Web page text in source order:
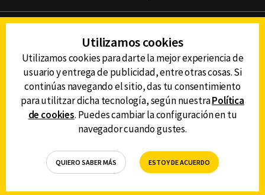
AVISO DE PRIVACIDAD
AVISO LEGAL
DEFENSORÍA DE LAS AUDIENCIAS
DESCARGA LA APP DE CANAL 6
Utilizamos cookies
Utilizamos cookies para darte la mejor experiencia de
usuario y entrega de publicidad, entre otras cosas. Si
continúas navegando el sitio, das tu consentimiento
para utilitzar dicha tecnología, según nuestraPolítica
de cookies. Puedes cambiar la configuración en tu
navegador cuando gustes.
QUIERO SABER MÁS ESTOY DE ACUERDO